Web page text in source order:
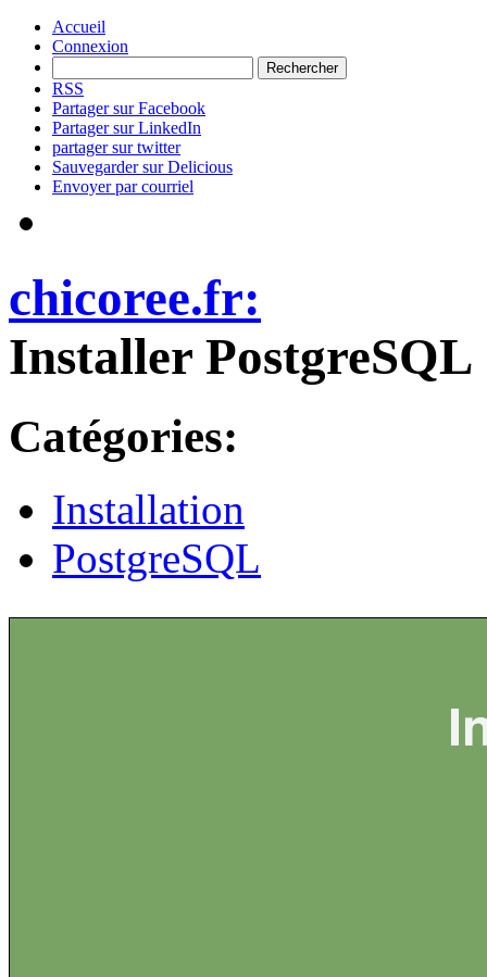
Accueil
Connexion
RSS
Partager sur Facebook
Partager sur LinkedIn
partager sur twitter
Sauvegarder sur Delicious
Envoyer par courriel
chicoree.fr:
Installer PostgreSQL
Catégories:
Installation
PostgreSQL